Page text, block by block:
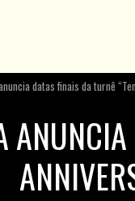
datas finais da turnê